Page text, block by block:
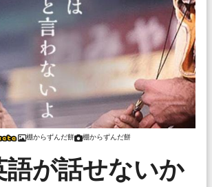
棚からずんだ餅 棚からずんだ餅
語が話せないか